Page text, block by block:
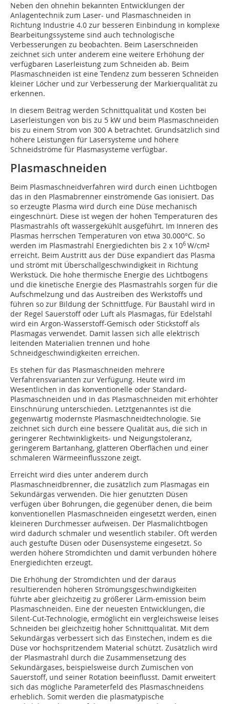
Neben den ohnehin bekannten Entwicklungen der
Anlagentechnik zum Laser- und Plasmaschneiden in
Richtung Industrie 4.0 zur besseren Einbindung in komplexe
Bearbeitungssysteme sind auch technologische
Verbesserungen zu beobachten. Beim Laserschneiden
zeichnet sich unter anderem eine weitere Erhöhung der
verfügbaren Laserleistung zum Schneiden ab. Beim
Plasmaschneiden ist eine Tendenz zum besseren Schneiden
kleiner Löcher und zur Verbesserung der Markierqualität zu
erkennen.
In diesem Beitrag werden Schnittqualität und Kosten bei
Laserleistungen von bis zu 5 kW und beim Plasmaschneiden
bis zu einem Strom von 300 A betrachtet. Grundsätzlich sind
höhere Leistungen für Lasersysteme und höhere
Schneidströme für Plasmasysteme verfügbar.
Plasmaschneiden
Beim Plasmaschneidverfahren wird durch einen Lichtbogen
das in den Plasmabrenner einströmende Gas ionisiert. Das
so erzeugte Plasma wird durch eine Düse mechanisch
eingeschnürt. Diese ist wegen der hohen Temperaturen des
Plasmastrahls oft wassergekühlt ausgeführt. Im Inneren des
Plasmas herrschen Temperaturen von etwa 30.000°C. So
werden im Plasmastrahl Energiedichten bis 2 x 106 W/cm²
erreicht. Beim Austritt aus der Düse expandiert das Plasma
und strömt mit Überschallgeschwindigkeit in Richtung
Werkstück. Die hohe thermische Energie des Lichtbogens
und die kinetische Energie des Plasmastrahls sorgen für die
Aufschmelzung und das Austreiben des Werkstoffs und
führen so zur Bildung der Schnittfuge. Für Baustahl wird in
der Regel Sauerstoff oder Luft als Plasmagas, für Edelstahl
wird ein Argon-Wasserstoff-Gemisch oder Stickstoff als
Plasmagas verwendet. Damit lassen sich alle elektrisch
leitenden Materialien trennen und hohe
Schneidgeschwindigkeiten erreichen.
Es stehen für das Plasmaschneiden mehrere
Verfahrensvarianten zur Verfügung. Heute wird im
Wesentlichen in das konventionelle oder Standard-
Plasmaschneiden und in das Plasmaschneiden mit erhöhter
Einschnürung unterschieden. Letztgenanntes ist die
gegenwärtig modernste Plasmaschneidtechnologie. Sie
zeichnet sich durch eine bessere Qualität aus, die sich in
geringerer Rechtwinkligkeits- und Neigungstoleranz,
geringerem Bartanhang, glatteren Oberflächen und einer
schmaleren Wärmeeinflusszone zeigt.
Erreicht wird dies unter anderem durch
Plasmaschneidbrenner, die zusätzlich zum Plasmagas ein
Sekundärgas verwenden. Die hier genutzten Düsen
verfügen über Bohrungen, die gegenüber denen, die beim
konventionellen Plasmaschneiden eingesetzt werden, einen
kleineren Durchmesser aufweisen. Der Plasmalichtbogen
wird dadurch schmaler und wesentlich stabiler. Oft werden
auch gestufte Düsen oder Düsensysteme eingesetzt. So
werden höhere Stromdichten und damit verbunden höhere
Energiedichten erzeugt.
Die Erhöhung der Stromdichten und der daraus
resultierenden höheren Strömungsgeschwindigkeiten
führte aber gleichzeitig zu größerer Lärm-emission beim
Plasmaschneiden. Eine der neuesten Entwicklungen, die
Silent-Cut-Technologie, ermöglicht ein vergleichsweise leises
Schneiden bei gleichzeitig hoher Schnittqualität. Mit dem
Sekundärgas verbessert sich das Einstechen, indem es die
Düse vor hochspritzendem Material schützt. Zusätzlich wird
der Plasmastrahl durch die Zusammensetzung des
Sekundärgases, beispielsweise durch Zumischen von
Sauerstoff, und seiner Rotation beeinflusst. Damit erweitert
sich das mögliche Parameterfeld des Plasmaschneidens
erheblich. Somit werden die plasmatypische